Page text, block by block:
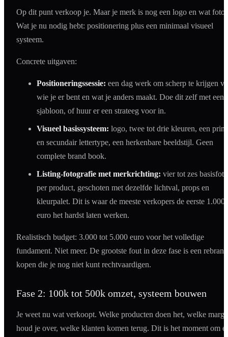
Op dit punt verkoop je. Maar je merk is nog een logo en wat
Wat je nu nodig hebt: positionering plus een minimaal visueel
systeem.
Concrete uitgaven:
Positioneringssessie: een dag werk om scherp te krijgen
wie je er bent en wat je anders maakt. Doe dit zelf met een
sjabloon, of huur er een strateeg voor in.
Visueel basissysteem: logo, twee tot drie kleuren, een
en secundair lettertype, een herkenbare beeldstijl. Geen
complete brand book.
Listing-fotografie met merkrichting: vier tot zes
per product, geschoten met dezelfde lichtval, props en
kleurpalet. Dit is waar de meeste verkopers de eerste 1.000
euro het hardst laten werken.
Realistisch budget: 3.000 tot 5.000 euro voor het volledige
fundament. Niet meer. De grootste fout in deze fase is een rebrand
kopen die je nog niet kunt rechtvaardigen.
Fase 2: 100k tot 500k omzet, systeem bouwen
Je weet nu wat verkoopt. Welke producten doen het, welke
houd je over, welke klanten komen terug. Dit is het moment om